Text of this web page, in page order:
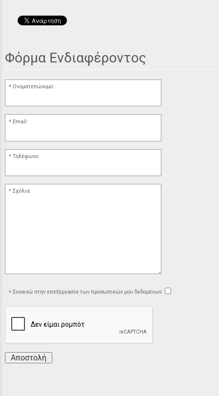
Φόρμα Ενδιαφέροντος
Ονοματεπώνυμο:
Email:
Τηλέφωνο:
Σχόλια:
Συναινώ στην επεξεργασία των προσωπικών μου δεδομένων:
Αποστολή